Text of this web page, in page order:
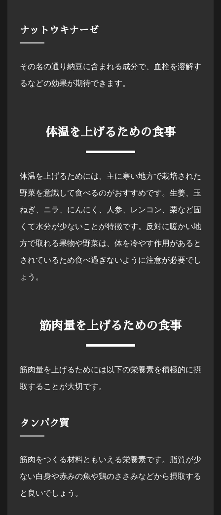
ナットウキナーゼ
その名の通り納豆に含まれる成分で、血栓を溶解す
るなどの効果が期待できます。
体温を上げるための食事
体温を上げるためには、主に寒い地方で栽培された
野菜を意識して食べるのがおすすめです。生姜、玉
ねぎ、ニラ、にんにく、人参、レンコン、栗など固
くて水分が少ないことが特徴です。反対に暖かい地
方で取れる果物や野菜は、体を冷やす作用があると
されているため食べ過ぎないように注意が必要でし
ょう。
筋肉量を上げるための食事
筋肉量を上げるためには以下の栄養素を積極的に摂
取することが大切です。
タンパク質
筋肉をつくる材料ともいえる栄養素です。脂質が少
ない白身や赤みの魚や鶏のささみなどから摂取する
と良いでしょう。